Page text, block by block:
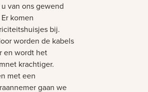
van ons gewend
komen
bij.
worden de kabels
en wordt het
krachtiger.
met een
gaan we